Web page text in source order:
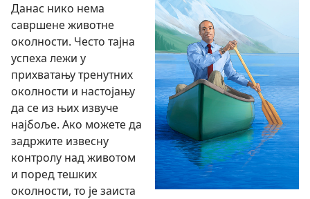
Данас нико нема
савршене животне
околности. Често тајна
успеха лежи у
прихватању тренутних
околности и настојању
да се из њих извуче
најбоље. Ако можете да
задржите извесну
контролу над животом
и поред тешких
околности, то је заиста